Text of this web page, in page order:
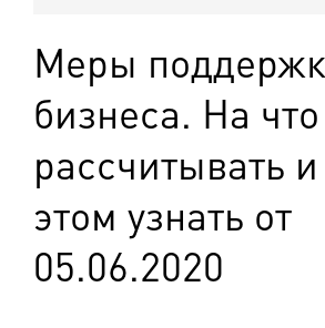
Меры
бизнеса. На
рассчитывать
этом узнать от
05.06.2020